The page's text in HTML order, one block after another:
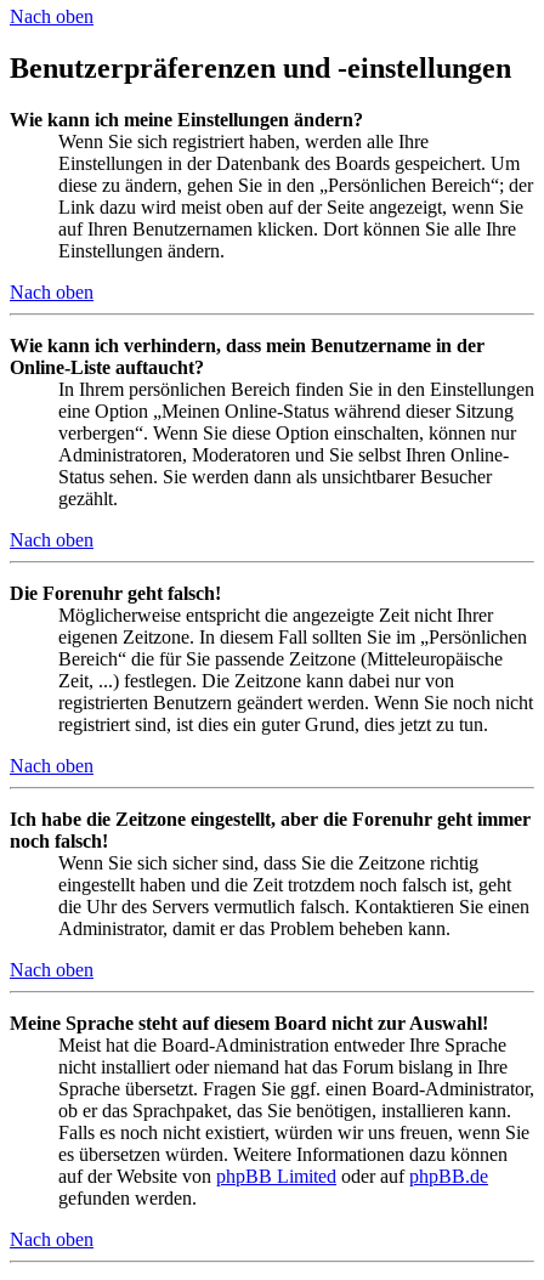
Nach oben
Benutzerpräferenzen und -einstellungen
Wie kann ich meine Einstellungen ändern?
Wenn Sie sich registriert haben, werden alle Ihre
Einstellungen in der Datenbank des Boards gespeichert. Um
diese zu ändern, gehen Sie in den „Persönlichen Bereich“; der
Link dazu wird meist oben auf der Seite angezeigt, wenn Sie
auf Ihren Benutzernamen klicken. Dort können Sie alle Ihre
Einstellungen ändern.
Nach oben
Wie kann ich verhindern, dass mein Benutzername in der
Online-Liste auftaucht?
In Ihrem persönlichen Bereich finden Sie in den Einstellungen
eine Option „Meinen Online-Status während dieser Sitzung
verbergen“. Wenn Sie diese Option einschalten, können nur
Administratoren, Moderatoren und Sie selbst Ihren Online-
Status sehen. Sie werden dann als unsichtbarer Besucher
gezählt.
Nach oben
Die Forenuhr geht falsch!
Möglicherweise entspricht die angezeigte Zeit nicht Ihrer
eigenen Zeitzone. In diesem Fall sollten Sie im „Persönlichen
Bereich“ die für Sie passende Zeitzone (Mitteleuropäische
Zeit, ...) festlegen. Die Zeitzone kann dabei nur von
registrierten Benutzern geändert werden. Wenn Sie noch nicht
registriert sind, ist dies ein guter Grund, dies jetzt zu tun.
Nach oben
Ich habe die Zeitzone eingestellt, aber die Forenuhr geht immer
noch falsch!
Wenn Sie sich sicher sind, dass Sie die Zeitzone richtig
eingestellt haben und die Zeit trotzdem noch falsch ist, geht
die Uhr des Servers vermutlich falsch. Kontaktieren Sie einen
Administrator, damit er das Problem beheben kann.
Nach oben
Meine Sprache steht auf diesem Board nicht zur Auswahl!
Meist hat die Board-Administration entweder Ihre Sprache
nicht installiert oder niemand hat das Forum bislang in Ihre
Sprache übersetzt. Fragen Sie ggf. einen Board-Administrator,
ob er das Sprachpaket, das Sie benötigen, installieren kann.
Falls es noch nicht existiert, würden wir uns freuen, wenn Sie
es übersetzen würden. Weitere Informationen dazu können
auf der Website von phpBB Limited oder aufphpBB.de
gefunden werden.
Nach oben